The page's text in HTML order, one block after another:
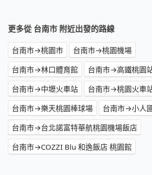
更多從 台南市 附近出發的路線
台南市→桃園市
台南市→桃園機場
台南市→林口體育館
台南市→高鐵桃園
台南市→中壢火車站
台南市→桃園火車
台南市→樂天桃園棒球場
台南市→小人
台南市→台北諾富特華航桃園機場飯店
台南市→COZZI Blu 和逸飯店 桃園館